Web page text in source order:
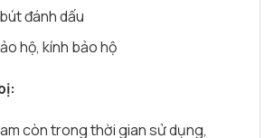
đánh dấu
hộ, kính bảo hộ
còn trong thời gian sử dụng,